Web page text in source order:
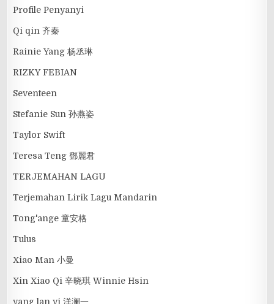
Profile Penyanyi
Qi qin 齐秦
Rainie Yang 杨丞琳
RIZKY FEBIAN
Seventeen
Stefanie Sun 孙燕姿
Taylor Swift
Teresa Teng 鄧麗君
TERJEMAHAN LAGU
Terjemahan Lirik Lagu Mandarin
Tong'ange 童安格
Tulus
Xiao Man 小曼
Xin Xiao Qi 辛晓琪 Winnie Hsin
yang lan yi 洋澜一